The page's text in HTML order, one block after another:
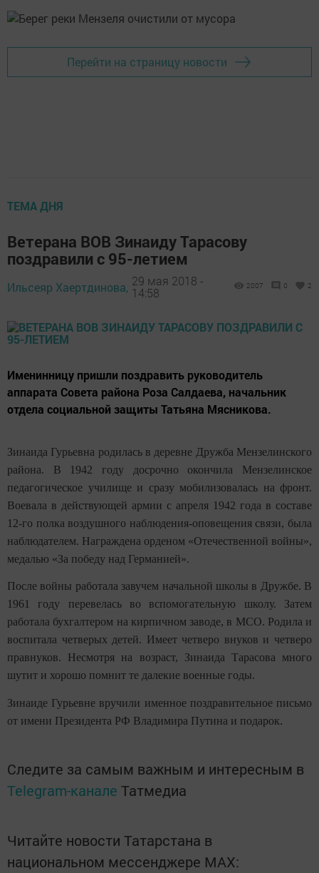
Перейти на страницу новости
ТЕМА ДНЯ
Ветерана ВОВ Зинаиду Тарасову
поздравили с 95-летием
Ильсеяр Хаертдинова, 29 мая 2018 -
14:58
2007 0 2
Именинницу пришли поздравить руководитель
аппарата Совета района Роза Салдаева, начальник
отдела социальной защиты Татьяна Мясникова.
Зинаида Гурьевна родилась в деревне Дружба Мензелинского
района. В 1942 году досрочно окончила Мензелинское
педагогическое училище и сразу мобилизовалась на фронт.
Воевала в действующей армии с апреля 1942 года в составе
12-го полка воздушного наблюдения-оповещения связи, была
наблюдателем. Награждена орденом «Отечественной войны»,
медалью «За победу над Германией».
После войны работала завучем начальной школы в Дружбе. В
1961 году перевелась во вспомогательную школу. Затем
работала бухгалтером на кирпичном заводе, в МСО. Родила и
воспитала четверых детей. Имеет четверо внуков и четверо
правнуков. Несмотря на возраст, Зинаида Тарасова много
шутит и хорошо помнит те далекие военные годы.
Зинаиде Гурьевне вручили именное поздравительное письмо
от имени Президента РФ Владимира Путина и подарок.
Следите за самым важным и интересным в
Telegram-канале Татмедиа
Читайте новости Татарстана в
национальном мессенджере MАХ: